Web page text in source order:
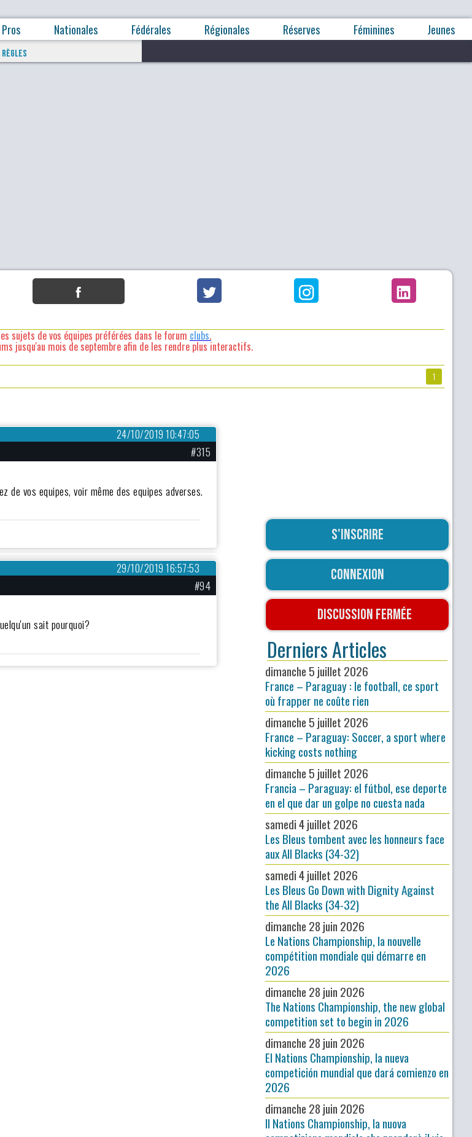
Pros Nationales Fédérales Régionales Réserves Féminines Jeunes
RÈGLES
sujets de vos équipes préférées dans le forum clubs.
jusqu'au mois de septembre afin de les rendre plus interactifs.
1
24/10/2019 10:47:05
#315
de vos equipes, voir même des equipes adverses.
29/10/2019 16:57:53
#94
sait pourquoi?
S'inscrire
Connexion
Discussion fermée
Derniers Articles
dimanche 5 juillet 2026
France – Paraguay : le football, ce sport
où frapper ne coûte rien
dimanche 5 juillet 2026
France – Paraguay: Soccer, a sport where
kicking costs nothing
dimanche 5 juillet 2026
Francia – Paraguay: el fútbol, ese deporte
en el que dar un golpe no cuesta nada
samedi 4 juillet 2026
Les Bleus tombent avec les honneurs face
aux All Blacks (34-32)
samedi 4 juillet 2026
Les Bleus Go Down with Dignity Against
the All Blacks (34-32)
dimanche 28 juin 2026
Le Nations Championship, la nouvelle
compétition mondiale qui démarre en
2026
dimanche 28 juin 2026
The Nations Championship, the new global
competition set to begin in 2026
dimanche 28 juin 2026
El Nations Championship, la nueva
competición mundial que dará comienzo en
2026
dimanche 28 juin 2026
Il Nations Championship, la nuova